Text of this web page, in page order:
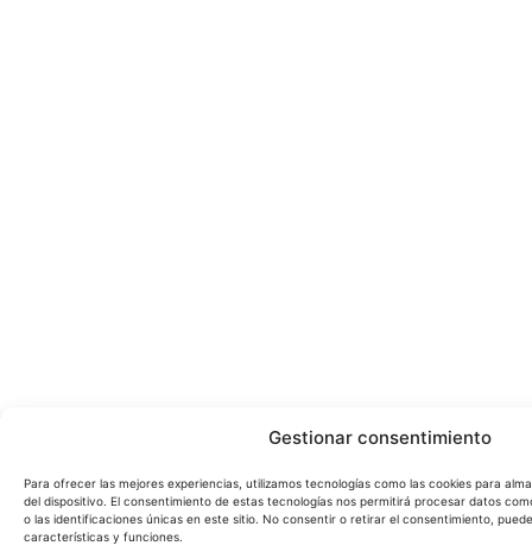
Gestionar consentimiento
Para ofrecer las mejores experiencias, utilizamos tecnologías como las cookies para
del dispositivo. El consentimiento de estas tecnologías nos permitirá procesar datos
o las identificaciones únicas en este sitio. No consentir o retirar el consentimiento,
características y funciones.